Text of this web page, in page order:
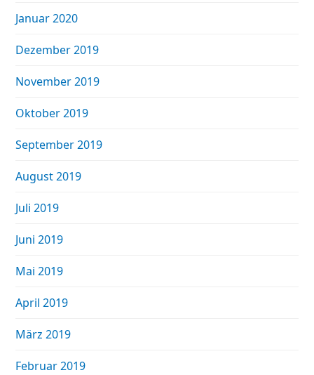
Januar 2020
Dezember 2019
November 2019
Oktober 2019
September 2019
August 2019
Juli 2019
Juni 2019
Mai 2019
April 2019
März 2019
Februar 2019